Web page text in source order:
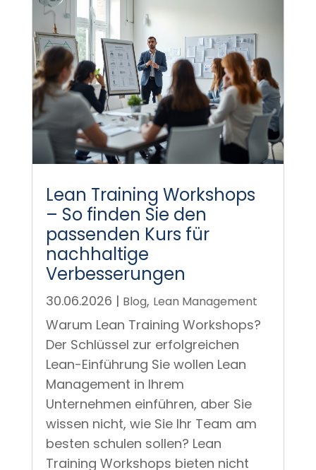
Lean Training Workshops
– So finden Sie den
passenden Kurs für
nachhaltige
Verbesserungen
30.06.2026|Blog,Lean Management
Warum Lean Training Workshops?
Der Schlüssel zur erfolgreichen
Lean-Einführung Sie wollen Lean
Management in Ihrem
Unternehmen einführen, aber Sie
wissen nicht, wie Sie Ihr Team am
besten schulen sollen? Lean
Training Workshops bieten nicht
nur theoretisches Wissen,...